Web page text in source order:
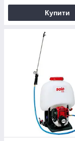
Купити